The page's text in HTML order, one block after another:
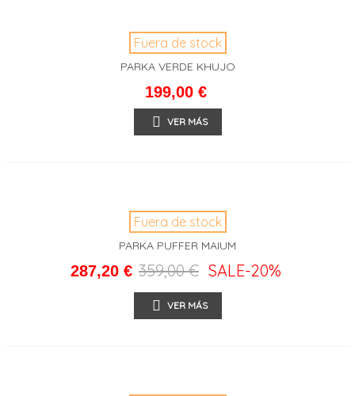
Fuera de stock
PARKA VERDE KHUJO
199,00 €
VER MÁS
Fuera de stock
PARKA PUFFER MAIUM
287,20 € 359,00 € SALE-20%
VER MÁS